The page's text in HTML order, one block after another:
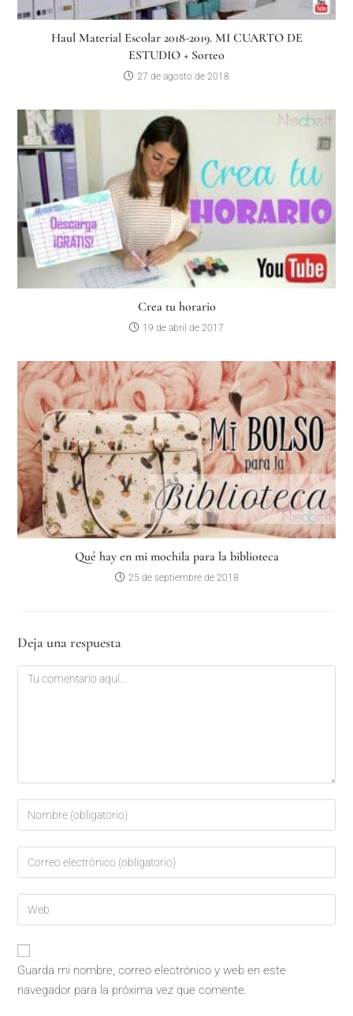
Haul Material Escolar 2018-2019. MI CUARTO DE
ESTUDIO + Sorteo
27 de agosto de 2018
Crea tu horario
19 de abril de 2017
Qué hay en mi mochila para la biblioteca
25 de septiembre de 2018
Deja una respuesta
Guarda mi nombre, correo electrónico y web en este
navegador para la próxima vez que comente.